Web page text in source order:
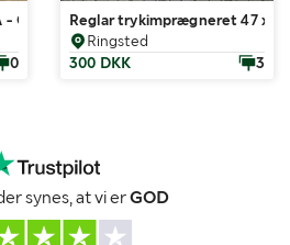
- Ca. 84 m2
0
Reglar trykimprægneret 47 x
Ringsted
300 DKK
3
synes, at vi erGOD